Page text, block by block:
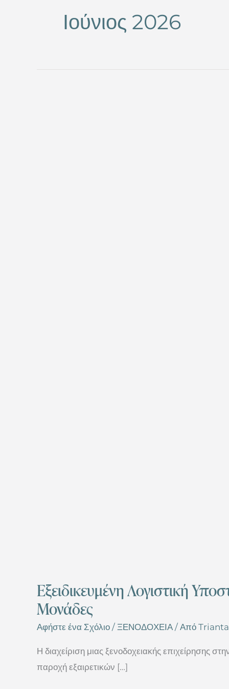
Ιούνιος 2026
Εξειδικευμένη Λογιστική
Μονάδες
Αφήστε ένα Σχόλιο / ΞΕΝΟΔΟΧΕΙΑ / Από
Η διαχείριση μιας ξενοδοχειακής επιχείρησης
παροχή εξαιρετικών […]